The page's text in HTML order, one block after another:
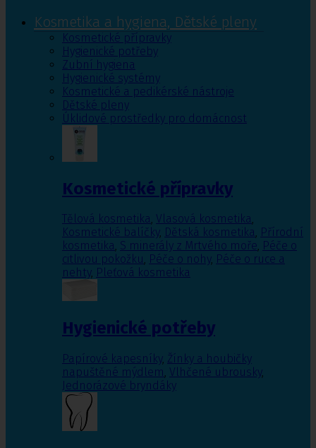
Kosmetika a hygiena, Dětské pleny
Kosmetické přípravky
Hygienické potřeby
Zubní hygiena
Hygienické systémy
Kosmetické a pedikérské nástroje
Dětské pleny
Úklidové prostředky pro domácnost
Kosmetické přípravky
Tělová kosmetika, Vlasová kosmetika,
Kosmetické balíčky, Dětská kosmetika, Přírodní
kosmetika, S minerály z Mrtvého moře, Péče o
citlivou pokožku, Péče o nohy, Péče o ruce a
nehty, Pleťová kosmetika
Hygienické potřeby
Papírové kapesníky, Žínky a houbičky
napuštěné mýdlem, Vlhčené ubrousky,
Jednorázové bryndáky